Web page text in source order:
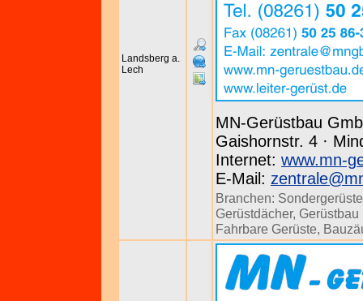
Landsberg a.
Lech
MN-Gerüstbau
Gaishornstr. 4 ·
Internet: www.mn-
E-Mail:
Branchen: Sondergerüste
Gerüstdächer, Gerüstbau
Fahrbare Gerüste,